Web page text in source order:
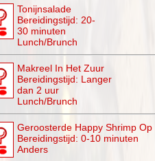
Tonijnsalade
Bereidingstijd: 20-
30 minuten
Lunch/Brunch
Makreel In Het Zuur
Bereidingstijd: Langer
dan 2 uur
Lunch/Brunch
Geroosterde Happy Shrimp Op
Bereidingstijd: 0-10 minuten
Anders